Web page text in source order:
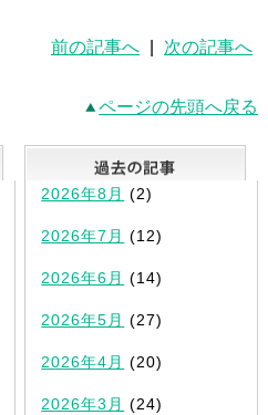
前の記事へ 次の記事へ
ページの先頭へ戻る
最新記事一覧
2026年8月 (2)
2026年7月 (12)
2026年6月 (14)
2026年5月 (27)
2026年4月 (20)
2026年3月 (24)